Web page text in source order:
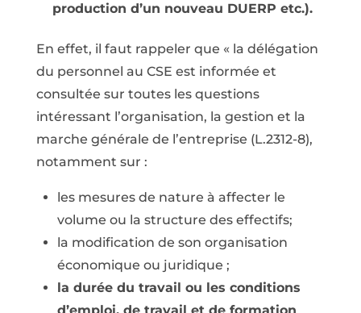
production d’un nouveau DUERP etc.).
En effet, il faut rappeler que « la délégation
du personnel au CSE est informée et
consultée sur toutes les questions
intéressant l’organisation, la gestion et la
marche générale de l’entreprise (L.2312-8),
notamment sur :
les mesures de nature à affecter le
volume ou la structure des effectifs;
la modification de son organisation
économique ou juridique ;
la durée du travail ou les conditions